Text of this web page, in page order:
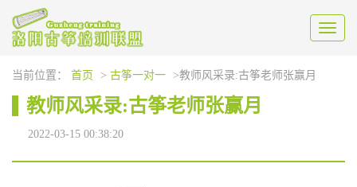
Toggle
当前位置： 首页 > 古筝一对一 >教师风采录:古筝老师张赢月
教师风采录:古筝老师张赢月
2022-03-15 00:38:20